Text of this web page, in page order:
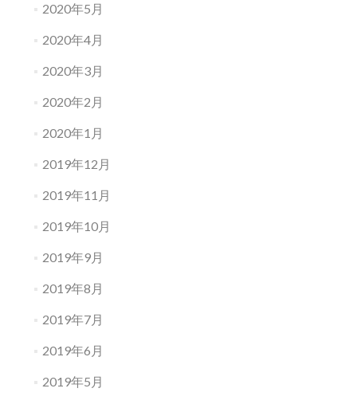
2020年5月
2020年4月
2020年3月
2020年2月
2020年1月
2019年12月
2019年11月
2019年10月
2019年9月
2019年8月
2019年7月
2019年6月
2019年5月